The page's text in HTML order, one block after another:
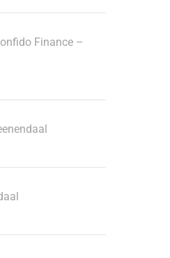
Finance –